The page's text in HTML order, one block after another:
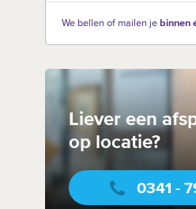
We bellen of mailen je binnen
Liever een
op locatie?
0341 -